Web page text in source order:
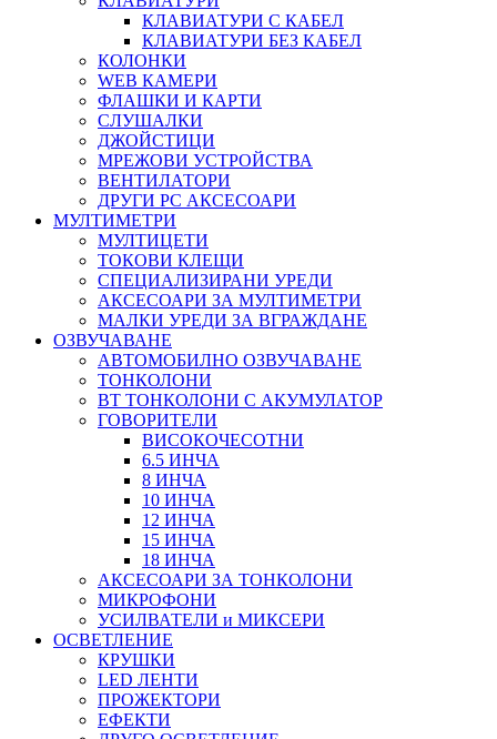
КЛАВИАТУРИ С КАБЕЛ
КЛАВИАТУРИ БЕЗ КАБЕЛ
КОЛОНКИ
WEB КАМЕРИ
ФЛАШКИ И КАРТИ
СЛУШАЛКИ
ДЖОЙСТИЦИ
МРЕЖОВИ УСТРОЙСТВА
ВЕНТИЛАТОРИ
ДРУГИ PC АКСЕСОАРИ
МУЛТИМЕТРИ
МУЛТИЦЕТИ
ТОКОВИ КЛЕЩИ
СПЕЦИАЛИЗИРАНИ УРЕДИ
АКСЕСОАРИ ЗА МУЛТИМЕТРИ
МАЛКИ УРЕДИ ЗА ВГРАЖДАНЕ
ОЗВУЧАВАНЕ
АВТОМОБИЛНО ОЗВУЧАВАНЕ
ТОНКОЛОНИ
BT ТОНКОЛОНИ С АКУМУЛАТОР
ГОВОРИТЕЛИ
ВИСОКОЧЕСОТНИ
6.5 ИНЧА
8 ИНЧА
10 ИНЧА
12 ИНЧА
15 ИНЧА
18 ИНЧА
АКСЕСОАРИ ЗА ТОНКОЛОНИ
МИКРОФОНИ
УСИЛВАТЕЛИ и МИКСЕРИ
ОСВЕТЛЕНИЕ
КРУШКИ
LED ЛЕНТИ
ПРОЖЕКТОРИ
ЕФЕКТИ